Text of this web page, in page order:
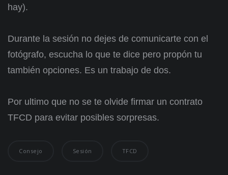
hay).
Durante la sesión no dejes de comunicarte con el
fotógrafo, escucha lo que te dice pero propón tu
también opciones. Es un trabajo de dos.
Por ultimo que no se te olvide firmar un contrato
TFCD para evitar posibles sorpresas.
Consejo Sesión TFCD